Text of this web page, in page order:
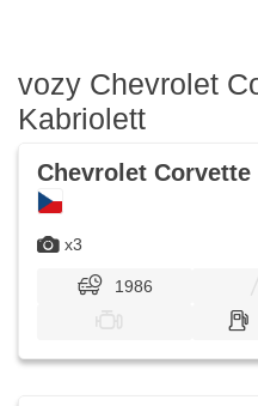
vozy Chevrolet
Kabriolett
x3
Chevrolet Corvette
1986